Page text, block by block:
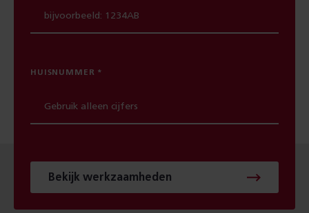
HUISNUMMER
Bekijk werkzaamheden